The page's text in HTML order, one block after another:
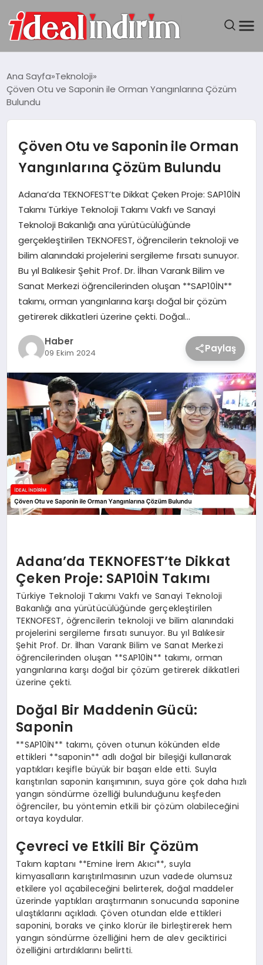
BILGISAYAR
SEYAHAT
TEKNOLOJI
YAŞAM
Ana Sayfa Teknoloji
Çöven Otu ve Saponin ile Orman Yangınlarına Çözüm
Bulundu
Çöven Otu ve Saponin ile Orman
Yangınlarına Çözüm Bulundu
Adana’da TEKNOFEST’te Dikkat Çeken Proje: SAP10İN
Takımı Türkiye Teknoloji Takımı Vakfı ve Sanayi
Teknoloji Bakanlığı ana yürütücülüğünde
gerçekleştirilen TEKNOFEST, öğrencilerin teknoloji ve
bilim alanındaki projelerini sergileme fırsatı sunuyor.
Bu yıl Balıkesir Şehit Prof. Dr. İlhan Varank Bilim ve
Sanat Merkezi öğrencilerinden oluşan **SAP10İN**
takımı, orman yangınlarına karşı doğal bir çözüm
getirerek dikkatleri üzerine çekti. Doğal…
Haber
09 Ekim 2024 Paylaş
Adana’da TEKNOFEST’te Dikkat
Çeken Proje: SAP10İN Takımı
Türkiye Teknoloji Takımı Vakfı ve Sanayi Teknoloji
Bakanlığı ana yürütücülüğünde gerçekleştirilen
TEKNOFEST, öğrencilerin teknoloji ve bilim alanındaki
projelerini sergileme fırsatı sunuyor. Bu yıl Balıkesir
Şehit Prof. Dr. İlhan Varank Bilim ve Sanat Merkezi
öğrencilerinden oluşan **SAP10İN** takımı, orman
yangınlarına karşı doğal bir çözüm getirerek dikkatleri
üzerine çekti.
Doğal Bir Maddenin Gücü:
Saponin
**SAP10İN** takımı, çöven otunun kökünden elde
ettikleri **saponin** adlı doğal bir bileşiği kullanarak
yaptıkları keşifle büyük bir başarı elde etti. Suyla
karıştırılan saponin karışımının, suya göre çok daha hızlı
yangın söndürme özelliği bulunduğunu keşfeden
öğrenciler, bu yöntemin etkili bir çözüm olabileceğini
ortaya koydular.
Çevreci ve Etkili Bir Çözüm
Takım kaptanı **Emine İrem Akıcı**, suyla
kimyasalların karıştırılmasının uzun vadede olumsuz
etkilere yol açabileceğini belirterek, doğal maddeler
üzerinde yaptıkları araştırmanın sonucunda saponine
ulaştıklarını açıkladı. Çöven otundan elde ettikleri
saponini, boraks ve çinko klorür ile birleştirerek hem
yangın söndürme özelliğini hem de alev geciktirici
özelliğini artırdıklarını belirtti.